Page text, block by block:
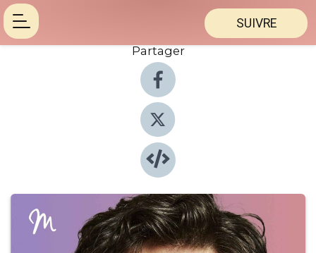
SUIVRE
Partager